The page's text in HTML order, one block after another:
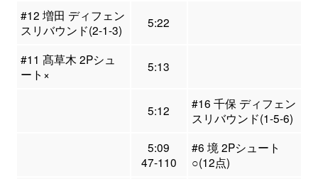
#12 増田 ディフェン
スリバウンド(2-1-3)
5:22
#11 髙草木 2Pシュ
ート×
5:13
5:12
#16 千保 ディフェン
スリバウンド(1-5-6)
5:09
47-110
#6 境 2Pシュート
○(12点)